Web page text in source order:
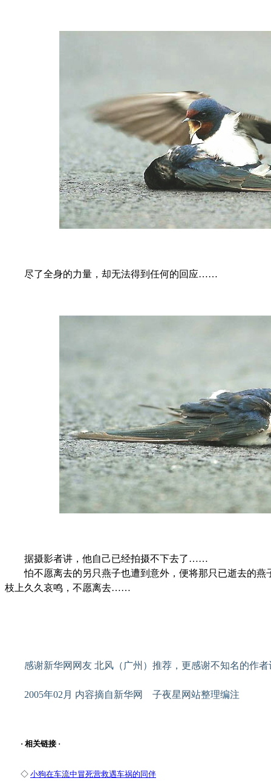
尽了全身的力量，却无法得到任何的回应……
据摄影者讲，他自己已经拍摄不下去了……
怕不愿离去的另只燕子也遭到意外，便将那只已逝去的燕
枝上久久哀鸣，不愿离去……
感谢新华网网友 北风（广州）推荐，更感谢不知名的作者
2005年02月 内容摘自新华网 子夜星网站整理编注
· 相关链接 ·
◇ 小狗在车流中冒死营救遇车祸的同伴